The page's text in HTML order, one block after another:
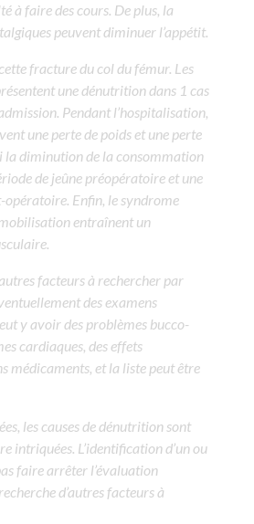
à faire des cours. De plus, la
peuvent diminuer l’appétit.
fracture du col du fémur. Les
une dénutrition dans 1 cas
Pendant l’hospitalisation,
une perte de poids et une perte
la diminution de la consommation
de jeûne préopératoire et une
opératoire. Enfin, le syndrome
entraînent un
facteurs à rechercher par
des examens
y avoir des problèmes bucco-
cardiaques, des effets
médicaments, et la liste peut être
les causes de dénutrition sont
intriquées. L’identification d’un ou
faire arrêter l’évaluation
d’autres facteurs à